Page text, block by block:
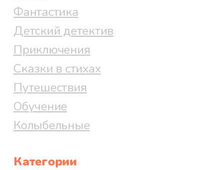
Фантастика
Детский детектив
Приключения
Сказки в стихах
Путешествия
Обучение
Колыбельные
Категории